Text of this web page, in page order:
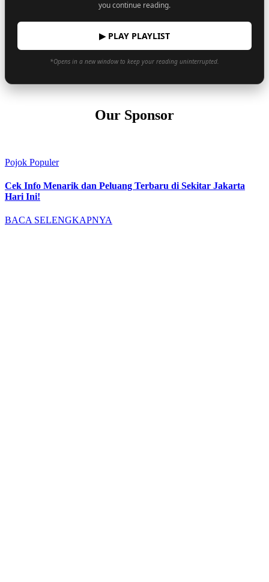
you continue reading.
▶ PLAY PLAYLIST
*Opens in a new window to keep your reading uninterrupted.
Our Sponsor
Pojok Populer
Cek Info Menarik dan Peluang Terbaru di Sekitar Jakarta
Hari Ini!
BACA SELENGKAPNYA